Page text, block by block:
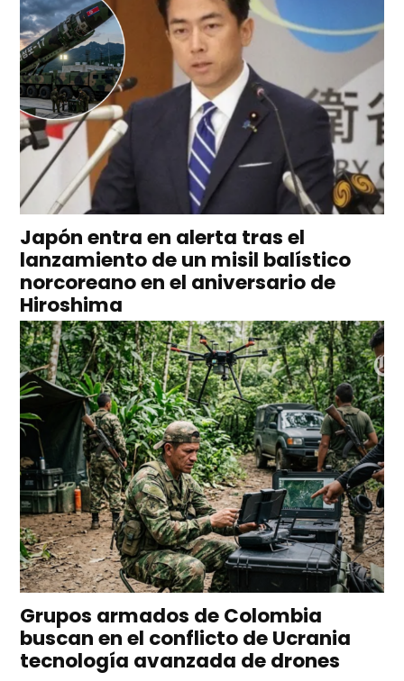
Japón entra en alerta tras el
lanzamiento de un misil balístico
norcoreano en el aniversario de
Hiroshima
Grupos armados de Colombia
buscan en el conflicto de Ucrania
tecnología avanzada de drones